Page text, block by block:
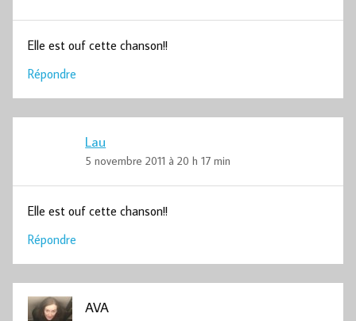
Elle est ouf cette chanson!!
Répondre
Lau
5 novembre 2011 à 20 h 17 min
Elle est ouf cette chanson!!
Répondre
AVA